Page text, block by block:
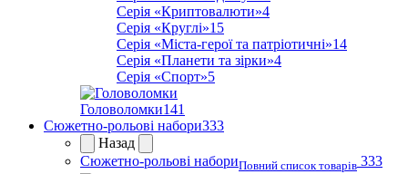
Серія «Криптовалюти»4
Серія «Круглі»15
Серія «Міста-герої та патріотичні»14
Серія «Планети та зірки»4
Серія «Спорт»5
Головоломки141
Сюжетно-рольові набори333
Назад
Сюжетно-рольові набориПовний список товарів 333